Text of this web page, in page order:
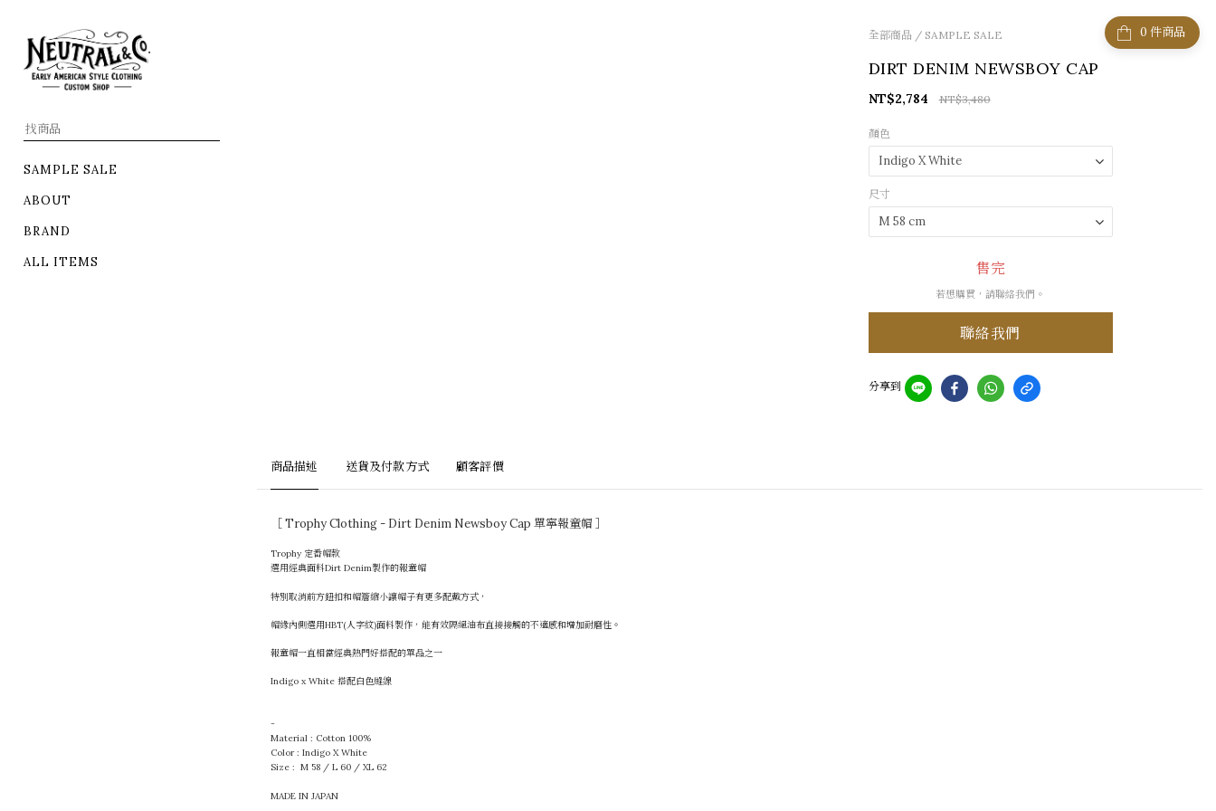
SAMPLE SALE
ABOUT
BRAND
ALL ITEMS
件商品
全部商品 / SAMPLE SALE
DIRT DENIM NEWSBOY CAP
NT$3,480
NT$2,784
顏色
尺寸
售完
若想購買，請聯絡我們。
聯絡我們
分享到
商品描述 送貨及付款方式 顧客評價
［ Trophy Clothing - Dirt Denim Newsboy Cap 單寧報童帽 ］
Trophy 定番帽款
選用經典面料Dirt Denim製作的報童帽
特別取消前方鈕扣和帽簷縮小讓帽子有更多配戴方式，
帽緣內側選用HBT(人字紋)面料製作，能有效隔絕油布直接接觸的不適感和增加耐磨性。
報童帽一直相當經典熱門好搭配的單品之一
Indigo x White 搭配白色縫線
-
Material : Cotton 100%
Color : Indigo X White
Size : M 58 / L 60 / XL 62
MADE IN JAPAN